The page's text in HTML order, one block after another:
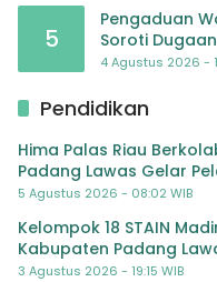
5
Pengaduan
Soroti
TK Al-Ikhlas
4 Agustus 2026 -
Pendidikan
Hima Palas Riau
Padang Lawas Gelar
Padang Lawas
5 Agustus 2026 - 08:02 WIB
Kelompok 18 STAIN
Kabupaten Padang
3 Agustus 2026 - 19:15 WIB